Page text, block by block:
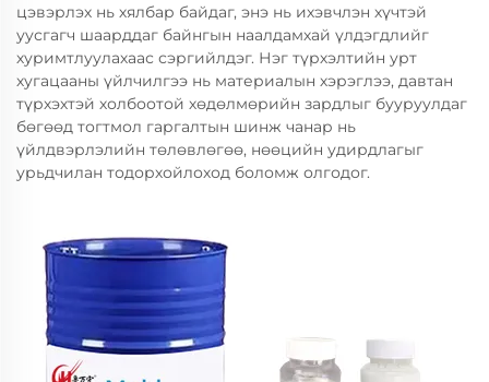
цэвэрлэх нь хялбар байдаг, энэ нь ихэвчлэн хүчтэй
уусгагч шаарддаг байнгын наалдамхай үлдэгдлийг
хуримтлуулахаас сэргийлдэг. Нэг түрхэлтийн урт
хугацааны үйлчилгээ нь материалын хэрэглээ, давтан
түрхэхтэй холбоотой хөдөлмөрийн зардлыг бууруулдаг
бөгөөд тогтмол гаргалтын шинж чанар нь
үйлдвэрлэлийн төлөвлөгөө, нөөцийн удирдлагыг
урьдчилан тодорхойлоход боломж олгодог.